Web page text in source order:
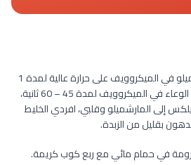
أذيبي الزبدة مع المارشميلو في الميكروويف على حرارة عالية لمدة 1
دقيقة ثم قلبي وضعي الوعاء في الميكروويف لمدة 45 – 60 ثانية،
إلى المارشميلو وقلبي، افردي الخليط
بقليل من الزبدة.
في حمام مائي مع ربع كوب كريمة.